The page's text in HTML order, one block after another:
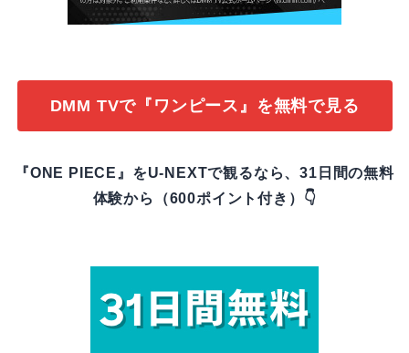
DMM TVで『ワンピース』を無料で見る
『ONE PIECE』をU-NEXTで観るなら、31日間の無料
体験から（600ポイント付き）👇